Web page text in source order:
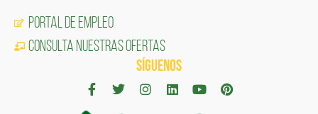
Portal de Empleo
CONSULTA NUESTRAS OFERTAS
SÍGUENOS